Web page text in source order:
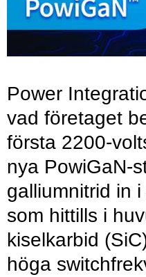
Power
vad företaget
första 2200-
nya PowiGaN-
galliumnitrid in
som hittills i
kiselkarbid
höga